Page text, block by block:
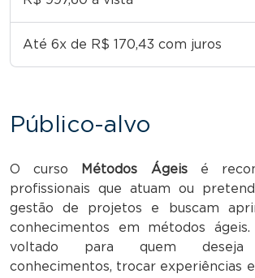
Até 6x de R$ 170,43 com juros
Público-alvo
O curso Métodos Ágeisé
profissionais que atuam ou
gestão de projetos e buscam
conhecimentos em métodos
voltado para quem deseja
conhecimentos, trocar experiências